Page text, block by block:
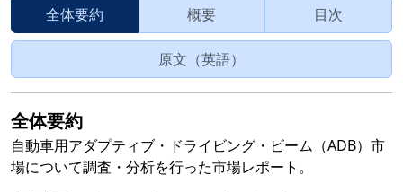
全体要約 概要 目次
原文（英語）
全体要約
自動車用アダプティブ・ドライビング・ビーム（ADB）市
場について調査・分析を行った市場レポート。